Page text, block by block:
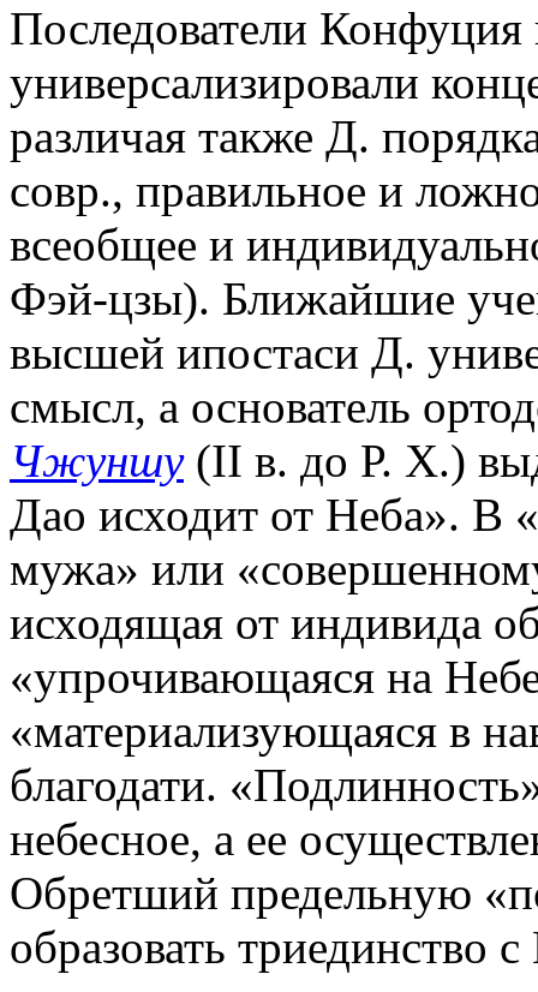
Последователи
универсализировали
различая также Д.
совр., правильное и
всеобщее и
Фэй-цзы). Ближайшие
высшей ипостаси Д.
смысл, а основатель
Чжуншу(II в. до Р. Х.)
Дао исходит от Неба». В
мужа» или
исходящая от индивида
«упрочивающаяся на
«материализующаяся в
благодати.
небесное, а ее
Обретший предельную
образовать триединство